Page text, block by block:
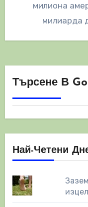
милиона
милиарда
Търсене В
Най-Четени